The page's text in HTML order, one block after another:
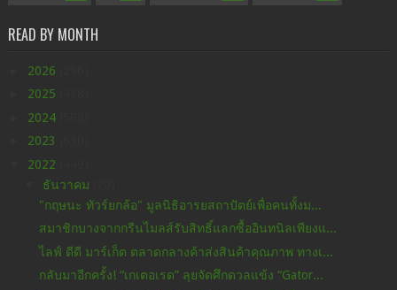
READ BY MONTH
2026
2025
2024
2023
2022
ธันวาคม
"กฤษนะ ทัวร์ยกล้อ" มูลนิธิอารยสถาปัตย์เพื่อคนทั้งม...
สมาชิกบางจากกรีนไมลส์รับสิทธิ์แลกซื้ออินทนิลเพียงแ...
ไลฟ์ ดีดี มาร์เก็ต ตลาดกลางค้าส่งสินค้าคุณภาพ ทางเ...
กลับมาอีกครั้ง! “เกเตอเรด” ลุยจัดศึกดวลแข้ง “Gator...